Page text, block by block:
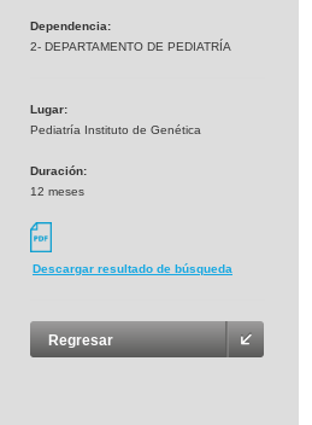
Dependencia:
2- DEPARTAMENTO DE PEDIATRÍA
Lugar:
Pediatría Instituto de Genética
Duración:
12 meses
Descargar resultado de búsqueda
Regresar